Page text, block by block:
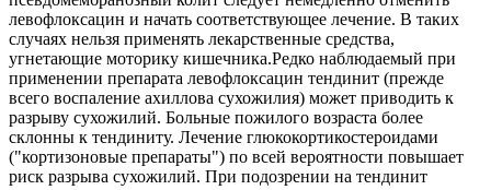
левофлоксацин и начать соответствующее лечение. В таких
случаях нельзя применять лекарственные средства,
угнетающие моторику кишечника.Редко наблюдаемый при
применении препарата левофлоксацин тендинит (прежде
всего воспаление ахиллова сухожилия) может приводить к
разрыву сухожилий. Больные пожилого возраста более
склонны к тендиниту. Лечение глюкокортикостероидами
("кортизоновые препараты") по всей вероятности повышает
риск разрыва сухожилий. При подозрении на тендинит